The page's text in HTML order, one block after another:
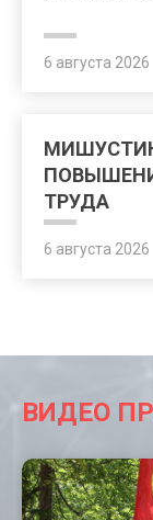
6 августа 2026
ТРУДА
6 августа 2026
ВИДЕО